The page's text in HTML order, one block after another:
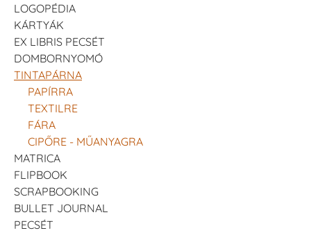
LOGOPÉDIA
KÁRTYÁK
EX LIBRIS PECSÉT
DOMBORNYOMÓ
TINTAPÁRNA
PAPÍRRA
TEXTILRE
FÁRA
CIPŐRE - MŰANYAGRA
MATRICA
FLIPBOOK
SCRAPBOOKING
BULLET JOURNAL
PECSÉT